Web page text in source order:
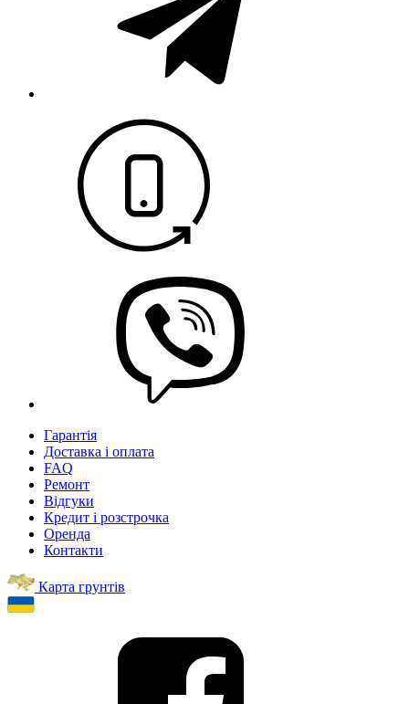
Гарантія
Доставка і оплата
FAQ
Ремонт
Відгуки
Кредит і розстрочка
Оренда
Контакти
Карта грунтів